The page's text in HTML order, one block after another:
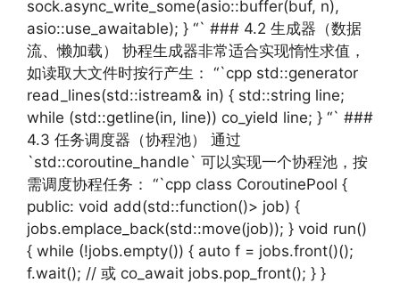
sock.async_write_some(asio::buffer(buf, n),
asio::use_awaitable); } “` ### 4.2 生成器（数据
流、懒加载） 协程生成器非常适合实现惰性求值，
如读取大文件时按行产生： “`cpp std::generator
read_lines(std::istream& in) { std::string line;
while (std::getline(in, line)) co_yield line; } “` ###
4.3 任务调度器（协程池） 通过
`std::coroutine_handle` 可以实现一个协程池，按
需调度协程任务： “`cpp class CoroutinePool {
public: void add(std::function()> job) {
jobs.emplace_back(std::move(job)); } void run()
{ while (!jobs.empty()) { auto f = jobs.front()();
f.wait(); // 或 co_await jobs.pop_front(); } }